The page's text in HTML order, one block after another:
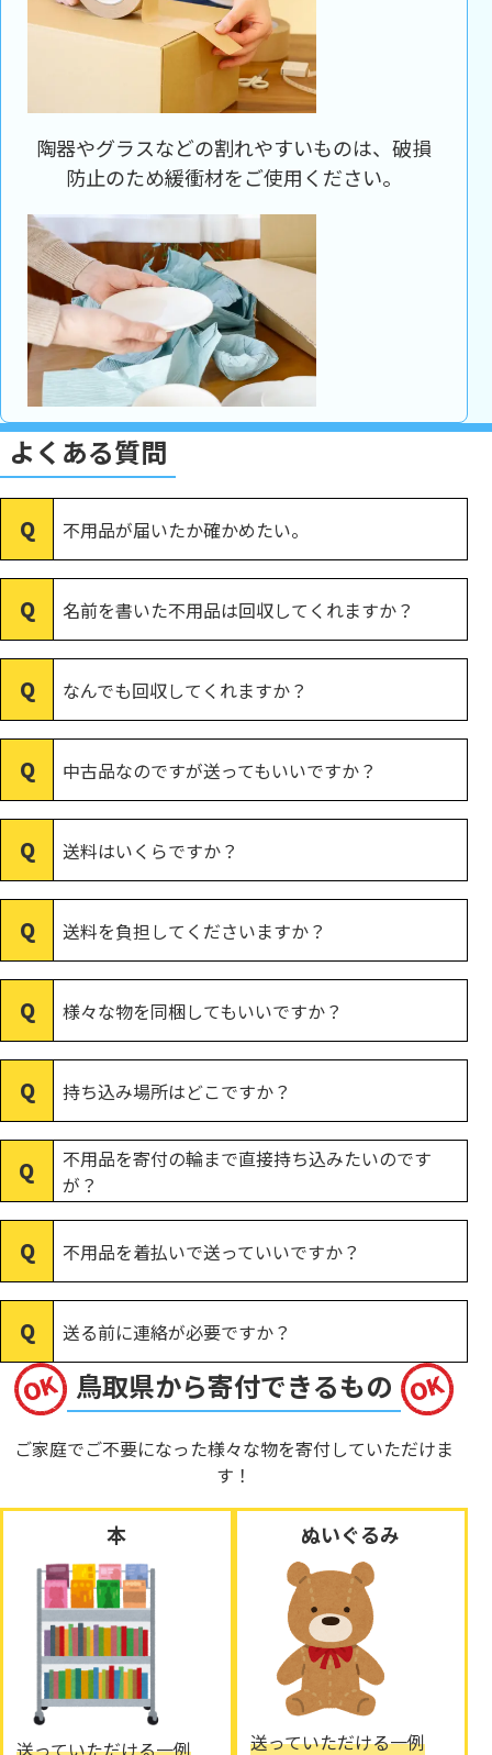
陶器やグラスなどの割れやすいものは、破損
防止のため緩衝材をご使用ください。
よくある質問
不用品が届いたか確かめたい。
名前を書いた不用品は回収してくれますか？
なんでも回収してくれますか？
中古品なのですが送ってもいいですか？
送料はいくらですか？
送料を負担してくださいますか？
様々な物を同梱してもいいですか？
持ち込み場所はどこですか？
不用品を寄付の輪まで直接持ち込みたいのです
が？
不用品を着払いで送っていいですか？
送る前に連絡が必要ですか？
鳥取県から寄付できるもの
ご家庭でご不要になった様々な物を寄付していただけま
す！
本
送っていただける一例
ぬいぐるみ
送っていただける一例